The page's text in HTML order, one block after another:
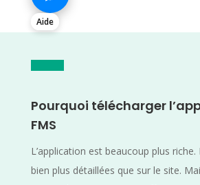
Aide
Pourquoi télécharger
FMS
L’application est beaucoup plus
bien plus détaillées que sur le site.